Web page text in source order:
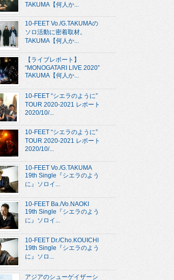
TAKUMA【何人か...
10-FEET Vo./G.TAKUMAの
ソロ活動に密着取材。
TAKUMA【何人か...
【ライブレポート】
“MONOGATARI LIVE 2020”
TAKUMA【何人か...
10-FEET “シエラのように”
TOUR 2020-2021 レポート
2020/10/...
10-FEET “シエラのように”
TOUR 2020-2021 レポート
2020/10/...
10-FEET Vo./G.TAKUMA
19th Single『シエラのよう
に』ソロイ...
10-FEET Ba./Vo.NAOKI
19th Single『シエラのよう
に』ソロイ...
10-FEET Dr./Cho.KOUICHI
19th Single『シエラのよう
に』ソロ...
アジアのシューゲイザーシ